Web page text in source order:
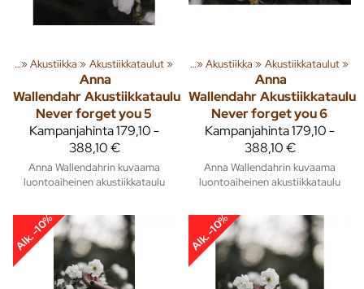
‪»Akustiikka ‪» Akustiikkataulut‪»
Anna
WallendahrAkustiikkataulu
Never forget you 5
Kampanjahinta179,10 -
388,10 €
Anna Wallendahrin kuvaama
luontoaiheinen akustiikkataulu
Tuoteryhmiä ja tuotteita‪»Sisusta‪»Akustiikka ‪» Akustiikkataulut‪»
Anna
WallendahrAkustiikkataulu
Never forget you 6
Kampanjahinta179,10 -
388,10 €
Anna Wallendahrin kuvaama
luontoaiheinen akustiikkataulu
Alk. -10% Alk. -10%